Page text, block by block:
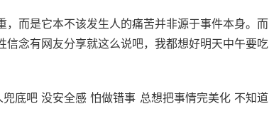
而是它本不该发生人的痛苦并非源于事件本身。而
念有网友分享就这么说吧，我都想好明天中午要吃
底吧 没安全感 怕做错事 总想把事情完美化 不知道